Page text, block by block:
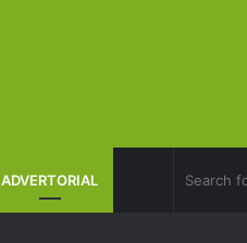
ADVERTORIAL